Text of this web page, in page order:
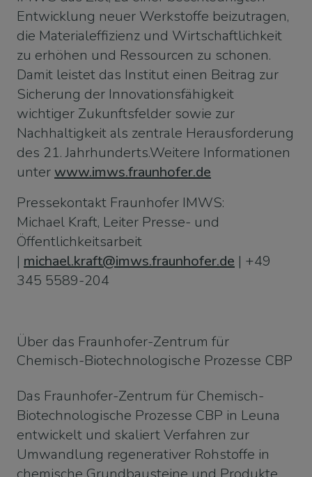
Entwicklung neuer Werkstoffe beizutragen,
die Materialeffizienz und Wirtschaftlichkeit
zu erhöhen und Ressourcen zu schonen.
Damit leistet das Institut einen Beitrag zur
Sicherung der Innovationsfähigkeit
wichtiger Zukunftsfelder sowie zur
Nachhaltigkeit als zentrale Herausforderung
des 21. Jahrhunderts.Weitere Informationen
unter www.imws.fraunhofer.de
Pressekontakt Fraunhofer IMWS:
Michael Kraft, Leiter Presse- und
Öffentlichkeitsarbeit
| michael.kraft@imws.fraunhofer.de | +49
345 5589-204
Über das Fraunhofer-Zentrum für
Chemisch-Biotechnologische Prozesse CBP
Das Fraunhofer-Zentrum für Chemisch-
Biotechnologische Prozesse CBP in Leuna
entwickelt und skaliert Verfahren zur
Umwandlung regenerativer Rohstoffe in